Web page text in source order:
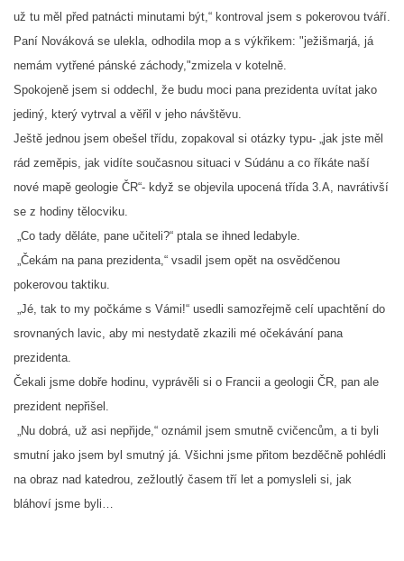
už tu měl před patnácti minutami být,“ kontroval jsem s pokerovou tváří.
Paní Nováková se ulekla, odhodila mop a s výkřikem: "ježišmarjá, já
nemám vytřené pánské záchody,"zmizela v kotelně.
Spokojeně jsem si oddechl, že budu moci pana prezidenta uvítat jako
jediný, který vytrval a věřil v jeho návštěvu.
Ještě jednou jsem obešel třídu, zopakoval si otázky typu- „jak jste měl
rád zeměpis, jak vidíte současnou situaci v Súdánu a co říkáte naší
nové mapě geologie ČR“- když se objevila upocená třída 3.A, navrátivší
se z hodiny tělocviku.
„Co tady děláte, pane učiteli?“ ptala se ihned ledabyle.
„Čekám na pana prezidenta,“ vsadil jsem opět na osvědčenou
pokerovou taktiku.
„Jé, tak to my počkáme s Vámi!“ usedli samozřejmě celí upachtění do
srovnaných lavic, aby mi nestydatě zkazili mé očekávání pana
prezidenta.
Čekali jsme dobře hodinu, vyprávěli si o Francii a geologii ČR, pan ale
prezident nepřišel.
„Nu dobrá, už asi nepřijde,“ oznámil jsem smutně cvičencům, a ti byli
smutní jako jsem byl smutný já. Všichni jsme přitom bezděčně pohlédli
na obraz nad katedrou, zežloutlý časem tří let a pomysleli si, jak
bláhoví jsme byli…